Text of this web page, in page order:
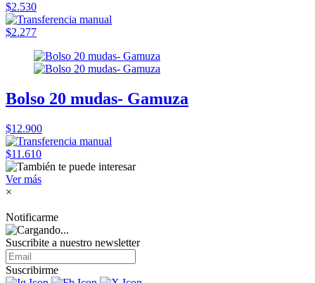
$2.530
$2.277
Bolso 20 mudas- Gamuza
$12.900
$11.610
Ver más
×
Notificarme
Suscribite a nuestro newsletter
Suscribirme